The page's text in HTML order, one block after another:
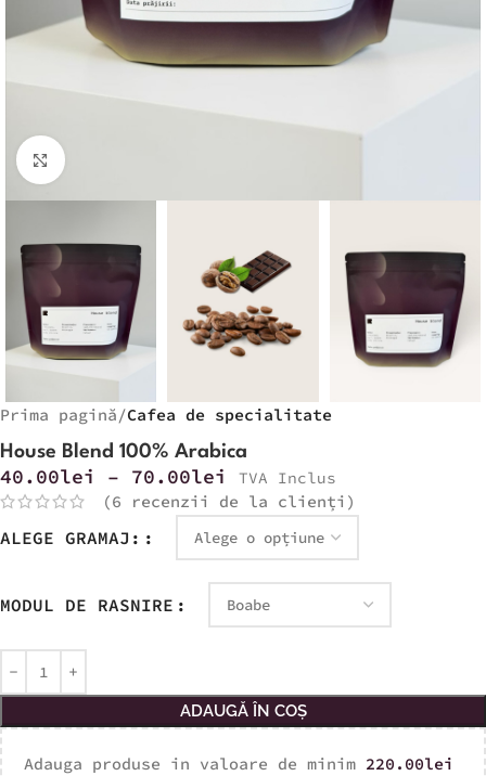
Faceți clic pentru a mări
Prima pagină Cafea de specialitate
House Blend 100% Arabica
40.00lei – 70.00lei TVA Inclus
(6 recenzii de la clienți)
ALEGE GRAMAJ:
MODUL DE RASNIRE
ADAUGĂ ÎN COȘ
Adauga produse in valoare de minim 220.00lei